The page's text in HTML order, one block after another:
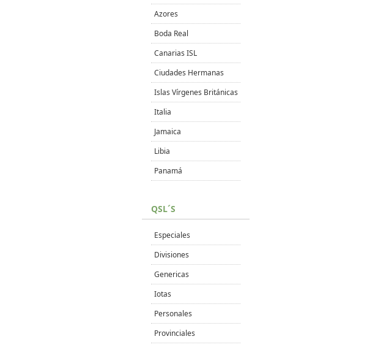
Azores
Boda Real
Canarias ISL
Ciudades Hermanas
Islas Vírgenes Británicas
Italia
Jamaica
Libia
Panamá
QSL´S
Especiales
Divisiones
Genericas
Iotas
Personales
Provinciales